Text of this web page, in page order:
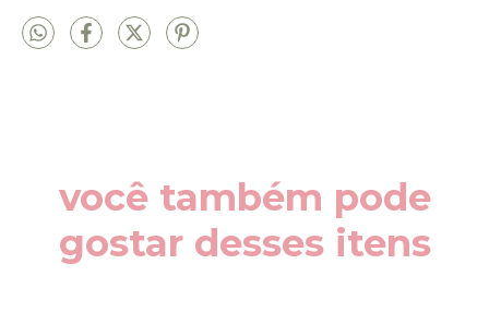
você também pode
gostar desses itens